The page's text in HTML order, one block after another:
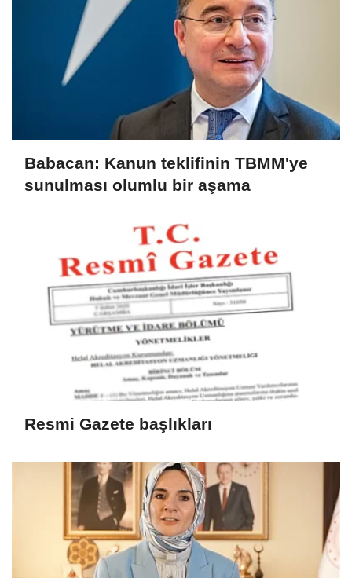
Babacan: Kanun teklifinin TBMM'ye
sunulması olumlu bir aşama
Resmi Gazete başlıkları